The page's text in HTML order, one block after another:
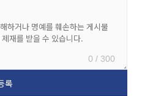
0 / 300